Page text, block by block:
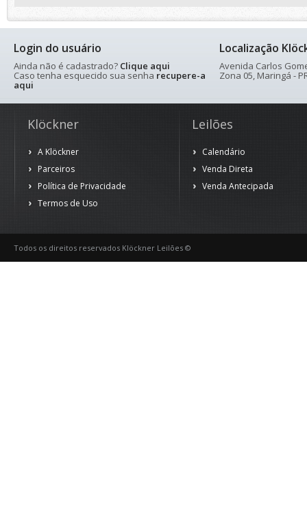
Login do usuário
Ainda não é cadastrado? Clique aqui
Caso tenha esquecido sua senha recupere-a
aqui
Localização
Avenida Carlos
Zona 05, Maringá -
Klöckner
A Klöckner
Parceiros
Política de Privacidade
Termos de Uso
Leilões
Calendário
Venda Direta
Venda Antecipada
Todos os direitos reservados Klöckner Leilões ©